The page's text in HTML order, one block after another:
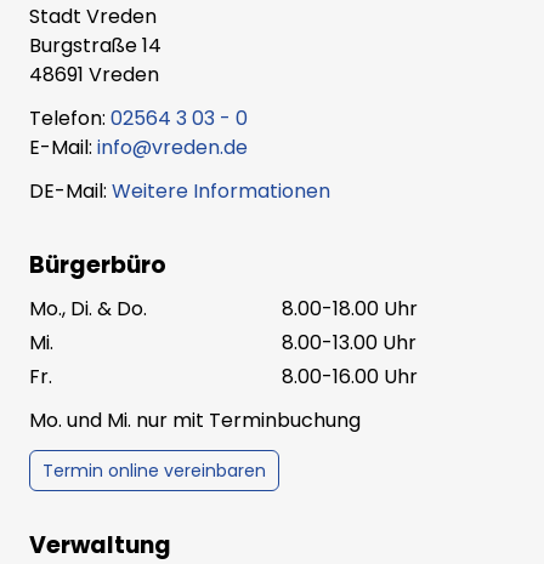
Stadt Vreden
Burgstraße 14
48691 Vreden
Telefon: 02564 3 03 - 0
E-Mail: info@vreden.de
DE-Mail: Weitere Informationen
Bürgerbüro
Mo., Di. & Do.
8.00-18.00 Uhr
Mi.
8.00-13.00 Uhr
Fr.
8.00-16.00 Uhr
Mo. und Mi. nur mit Terminbuchung
Termin online vereinbaren
Verwaltung